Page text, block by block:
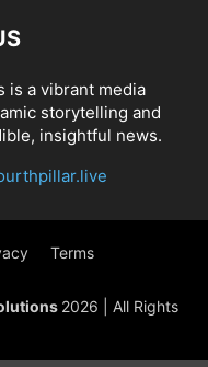
is a vibrant media
storytelling and
insightful news.
Terms
2026 | All Rights